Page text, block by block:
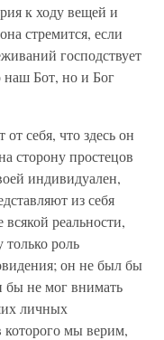
к ходу вещей и
стремится, если
господствует
наш Бот, но и Бог
себя, что здесь он
сторону простецов
индивидуален,
из себя
реальности,
только роль
он не был бы
бы не мог внимать
личных
которого мы верим,